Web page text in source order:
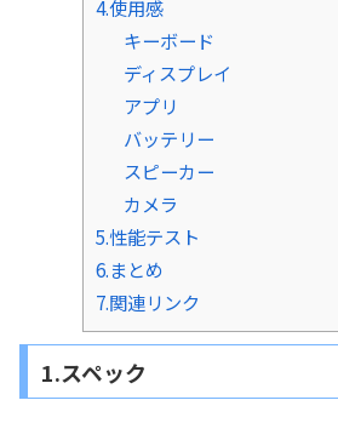
4.使用感
キーボード
ディスプレイ
アプリ
バッテリー
スピーカー
カメラ
5.性能テスト
6.まとめ
7.関連リンク
1.スペック